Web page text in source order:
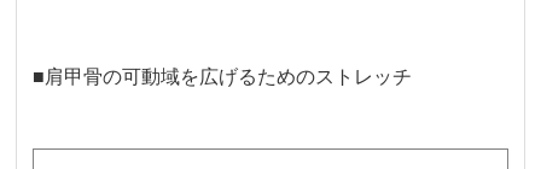
■肩甲骨の可動域を広げるためのストレッチ